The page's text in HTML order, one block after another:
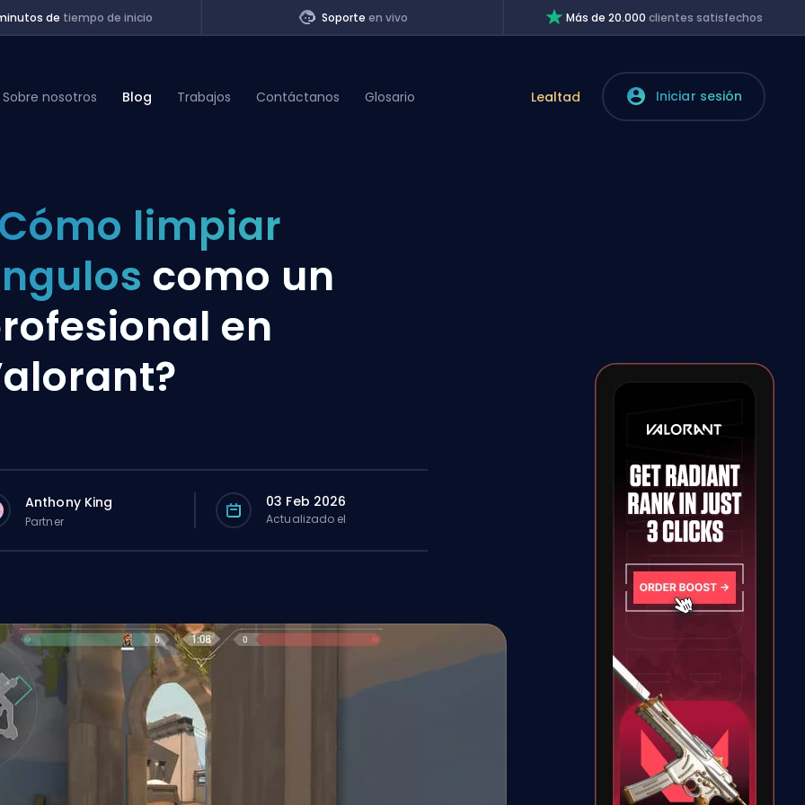
de tiempo de inicio Soporteen vivo Más de 20.000clientes satisfechos
Sobre nosotros Blog Trabajos Contáctanos Glosario Lealtad Iniciar sesión
limpiar
como un
en
Anthony King
Partner
03 Feb 2026
Actualizado el